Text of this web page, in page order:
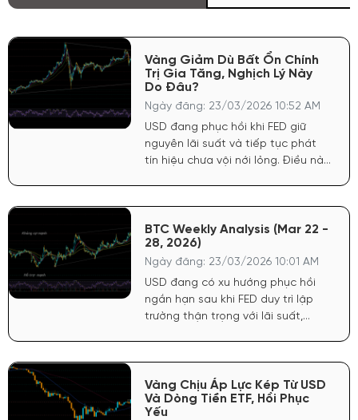
Vàng Giảm Dù Bất Ổn Chính
Trị Gia Tăng, Nghịch Lý Này
Do Đâu?
Ngày đăng: 23/03/2026 10:52 AM
USD đang phục hồi khi FED giữ
nguyên lãi suất và tiếp tục phát
tín hiệu chưa vội nới lỏng. Điều này
bổ sung thanh khoản, và vàng trở
thành tài sản bị bán thay vì được
mua vào
BTC Weekly Analysis (Mar 22 -
28, 2026)
Ngày đăng: 23/03/2026 10:01 AM
USD đang có xu hướng phục hồi
ngắn hạn sau khi FED duy trì lập
trường thận trọng với lãi suất,
trong ngắn hạn
Vàng Chịu Áp Lực Kép Từ USD
Và Dòng Tiền ETF, Hồi Phục
Yếu